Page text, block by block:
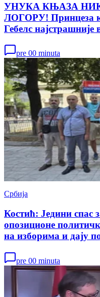
УНУКА КЊАЗА
ЛОГОРУ! Принцеза
Гебелс најстрашније
pre 00 minuta
Србија
Костић: Једини спас
опозиционе
на изборима и дају
pre 00 minuta